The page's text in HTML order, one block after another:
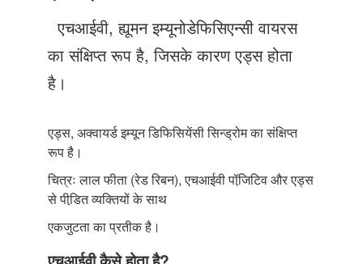
संपर्क करें
एचआईवी, ह्यूमन इम्यूनोडेफिसिएन्सी वायरस
का संक्षिप्त रूप है, जिसके कारण एड्स होता
है।
एड्स, अक्वायर्ड इम्यून डिफिसियेंसी सिन्ड्रोम का संक्षिप्त
रूप है।
चित्रः लाल फीता (रेड रिबन), एचआईवी पॉजि़टिव और एड्स
से पीडि़त व्यक्तियों के साथ
एकजुटता का प्रतीक है।